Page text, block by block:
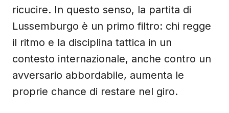
ricucire. In questo senso, la partita di
Lussemburgo è un primo filtro: chi regge
il ritmo e la disciplina tattica in un
contesto internazionale, anche contro un
avversario abbordabile, aumenta le
proprie chance di restare nel giro.